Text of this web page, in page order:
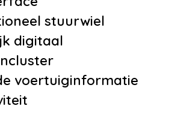
achter
voor
voor
stuurwiel
digitaal
voertuiginformatie